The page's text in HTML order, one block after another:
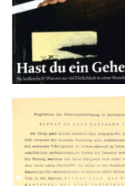
Flugblätter der
Rose – V, Januar